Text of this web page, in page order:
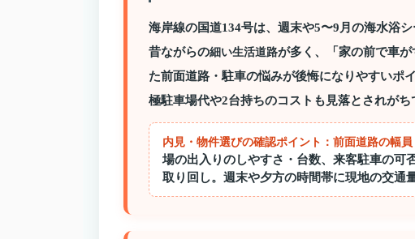
海岸線の国道134号は、週末や5〜9月の海水浴
昔ながらの細い生活道路が多く、「家の前で車
た前面道路・駐車の悩みが後悔になりやすいポ
極駐車場代や2台持ちのコストも見落とされがち
内見・物件選びの確認ポイント： 前面道路の幅員
場の出入りのしやすさ・台数、来客駐車の可
取り回し。週末や夕方の時間帯に現地の交通